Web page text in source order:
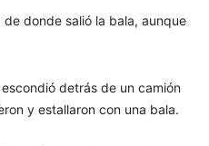
donde salió la bala, aunque
detrás de un camión
y estallaron con una bala.